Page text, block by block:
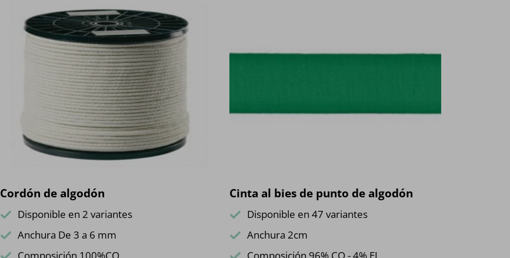
Cordón de algodón
Disponible en 2 variantes
Anchura De 3 a 6 mm
Composición 100%CO
Cinta al bies de punto de algodón
Disponible en 47 variantes
Anchura 2cm
Composición 96% CO - 4% EL